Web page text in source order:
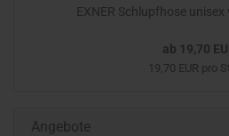
EXNER Schlupfhose unisex
ab 19,70
19,70 EUR pro
Angebote